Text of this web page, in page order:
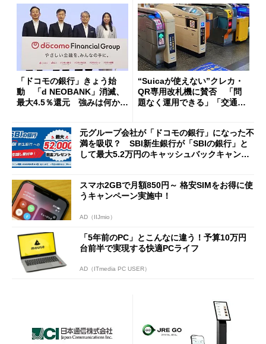
「ドコモの銀行」きょう始
動 「d NEOBANK」消滅、
最大4.5％還元 強みは何か解
“Suicaが使えない”クレカ・
QR専用改札機に賛否 「問
題なく運用できる」「交通系I
元グループ会社が「ドコモの銀行」になった不
満を吸収？ SBI新生銀行が「SBIの銀行」と
して最大5.2万円のキャッシュバックキャンペ
スマホ2GBで月額850円～ 格安SIMをお得に使
うキャンペーン実施中！
AD（IIJmio）
「5年前のPC」とこんなに違う！予算10万円
台前半で実現する快適PCライフ
AD（ITmedia PC USER）